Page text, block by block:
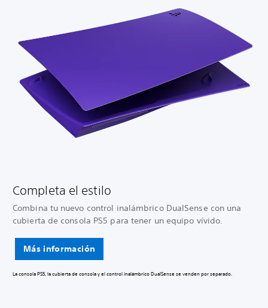
Completa el estilo
Combina tu nuevo control inalámbrico DualSense con una
cubierta de consola PS5 para tener un equipo vívido.
Más información
La consola PS5, la cubierta de consola y el control inalámbrico DualSense se venden por separado.